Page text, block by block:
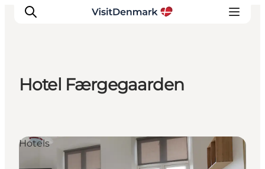
Erlebnisse
Unterkünfte
Hotel Færgegaarden
Hotels